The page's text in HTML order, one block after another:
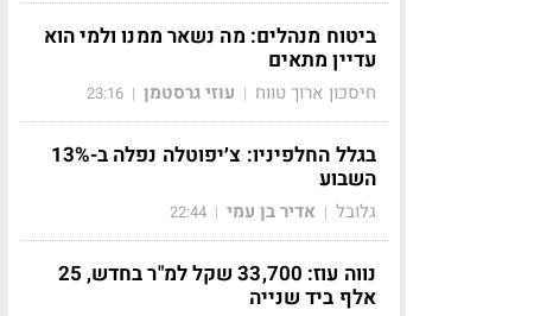
ביטוח מנהלים: מה נשאר ממנו ולמי הוא
עדיין מתאים
חיסכון ארוך טווח | עוזי גרסטמן |
23:16
בגלל החלפיניו: צ׳יפוטלה נפלה ב-13%
השבוע
גלובל | אדיר בן עמי |
22:44
נווה עוז: 33,700 שקל למ"ר בחדש, 25
אלף ביד שנייה